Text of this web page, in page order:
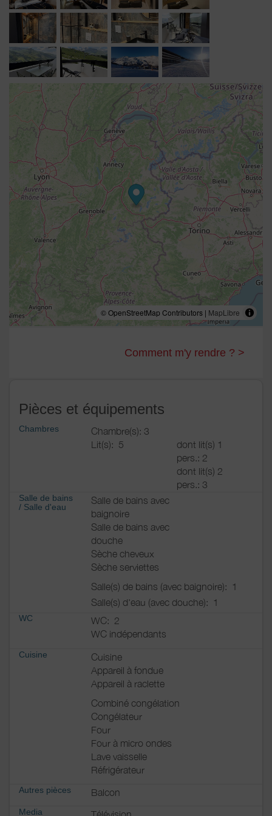
Un ascenseur public extérieur gratuit,qui fonctionne
24h/24h permet de joindre facilement le cœur de la
station avec départ ESF,garderie,restaurants...
© OpenStreetMap Contributors | MapLibre
Comment m'y rendre ? >
Pièces et équipements
Chambres
Chambre(s): 3
Lit(s): 5
dont lit(s) 1
pers.: 2
dont lit(s) 2
pers.: 3
Salle de bains
/ Salle d'eau
Salle de bains avec
baignoire
Salle de bains avec
douche
Sèche cheveux
Sèche serviettes
Salle(s) de bains (avec baignoire):
1
Salle(s) d'eau (avec douche):
1
WC WC: 2
WC indépendants
Cuisine
Cuisine
Appareil à fondue
Appareil à raclette
Combiné congélation
Congélateur
Four
Four à micro ondes
Lave vaisselle
Réfrigérateur
Autres pièces Balcon
Media